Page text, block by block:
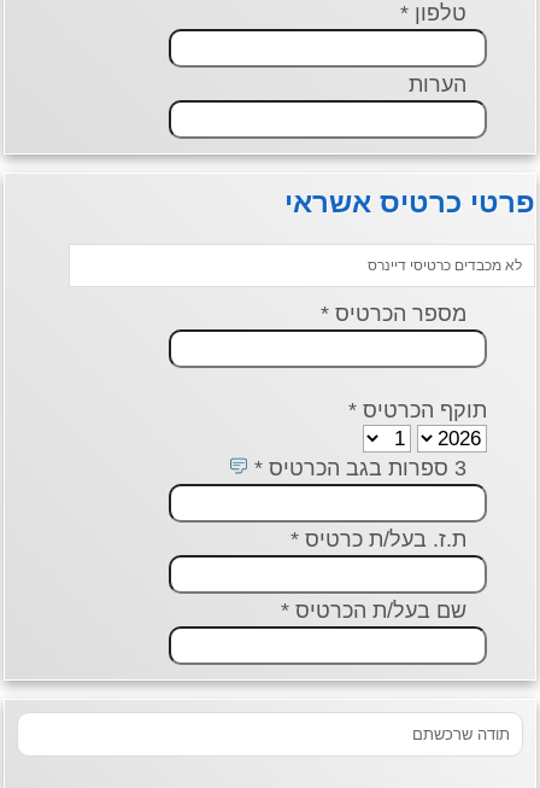
טלפון *
הערות
כרטיס אשראי
כרטיסי דיינרס
מספר הכרטיס *
תוקף הכרטיס *
ת.ז. בעל/ת כרטיס *
שם בעל/ת הכרטיס *
שרכשתם